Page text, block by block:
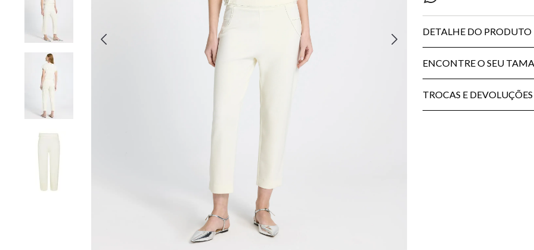
DETALHE DO PRODUTO
ENCONTRE O SEU
TROCAS E DEVOLUÇÕES